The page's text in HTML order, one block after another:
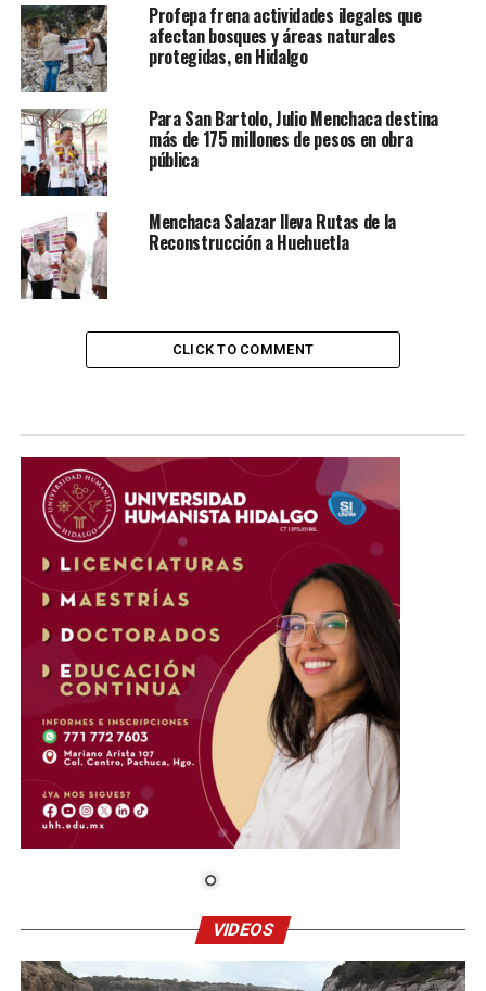
Profepa frena actividades ilegales que
afectan bosques y áreas naturales
protegidas, en Hidalgo
Para San Bartolo, Julio Menchaca destina
más de 175 millones de pesos en obra
pública
Menchaca Salazar lleva Rutas de la
Reconstrucción a Huehuetla
CLICK TO COMMENT
VIDEOS